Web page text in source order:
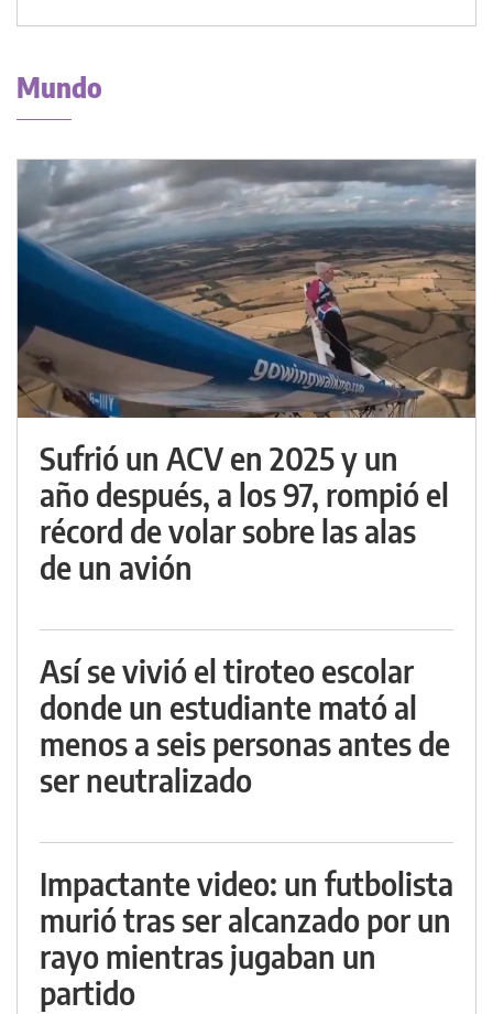
Mundo
Sufrió un ACV en 2025 y un
año después, a los 97, rompió el
récord de volar sobre las alas
de un avión
Así se vivió el tiroteo escolar
donde un estudiante mató al
menos a seis personas antes de
ser neutralizado
Impactante video: un futbolista
murió tras ser alcanzado por un
rayo mientras jugaban un
partido